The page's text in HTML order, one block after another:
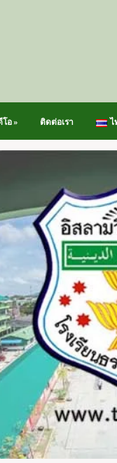
โอ » ติดต่อเรา ไ
เรียนใหม่ 2569